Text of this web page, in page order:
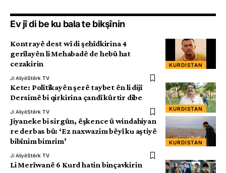
Ev jî di be ku bala te bikşînin
KURDISTAN
Kontrayê dest wî di şehîdkirina 4
gerîlayên li Mehabadê de hebû hat
cezakirin
Ji AliyêStêrk TV
KURDISTAN
Kete: Polîtîkayên şerê taybet ên li dijî
Dersimê bi qirkirina çandî kûrtir dibe
Ji AliyêStêrk TV
KURDISTAN
Jiyaneke bi sirgûn, êşkence û windahiyan
re derbas bû: ‘Ez naxwazim bêyî ku aştiyê
bibînim bimrim’
Ji AliyêStêrk TV
Li Merîwanê 6 Kurd hatin binçavkirin